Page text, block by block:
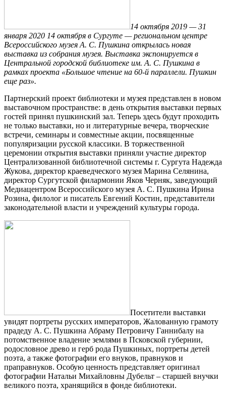
14 октября 2019 — 31
января 2020 14 октября в Сургуте — региональном центре
Всероссийского музея А. С. Пушкина открылась новая
выставка из собрания музея. Выставка экспонируется в
Центральной городской библиотеке им. А. С. Пушкина в
рамках проекта «Большое чтение на 60-й параллели. Пушкин
еще раз».
Партнерский проект библиотеки и музея представлен в новом
выставочном пространстве: в день открытия выставки первых
гостей принял пушкинский зал. Теперь здесь будут проходить
не только выставки, но и литературные вечера, творческие
встречи, семинары и совместные акции, посвященные
популяризации русской классики. В торжественной
церемонии открытия выставки приняли участие директор
Централизованной библиотечной системы г. Сургута Надежда
Жукова, директор краеведческого музея Марина Селянина,
директор Сургутской филармонии Яков Черняк, заведующий
Медиацентром Всероссийского музея А. С. Пушкина Ирина
Розина, филолог и писатель Евгений Костин, представители
законодательной власти и учреждений культуры города.
Посетители выставки
увидят портреты русских императоров, Жалованную грамоту
прадеду А. С. Пушкина Абраму Петровичу Ганнибалу на
потомственное владение землями в Псковской губернии,
родословное древо и герб рода Пушкиных, портреты детей
поэта, а также фотографии его внуков, правнуков и
праправнуков. Особую ценность представляет оригинал
фотографии Натальи Михайловны Дубельт – старшей внучки
великого поэта, хранящийся в фонде библиотеки.